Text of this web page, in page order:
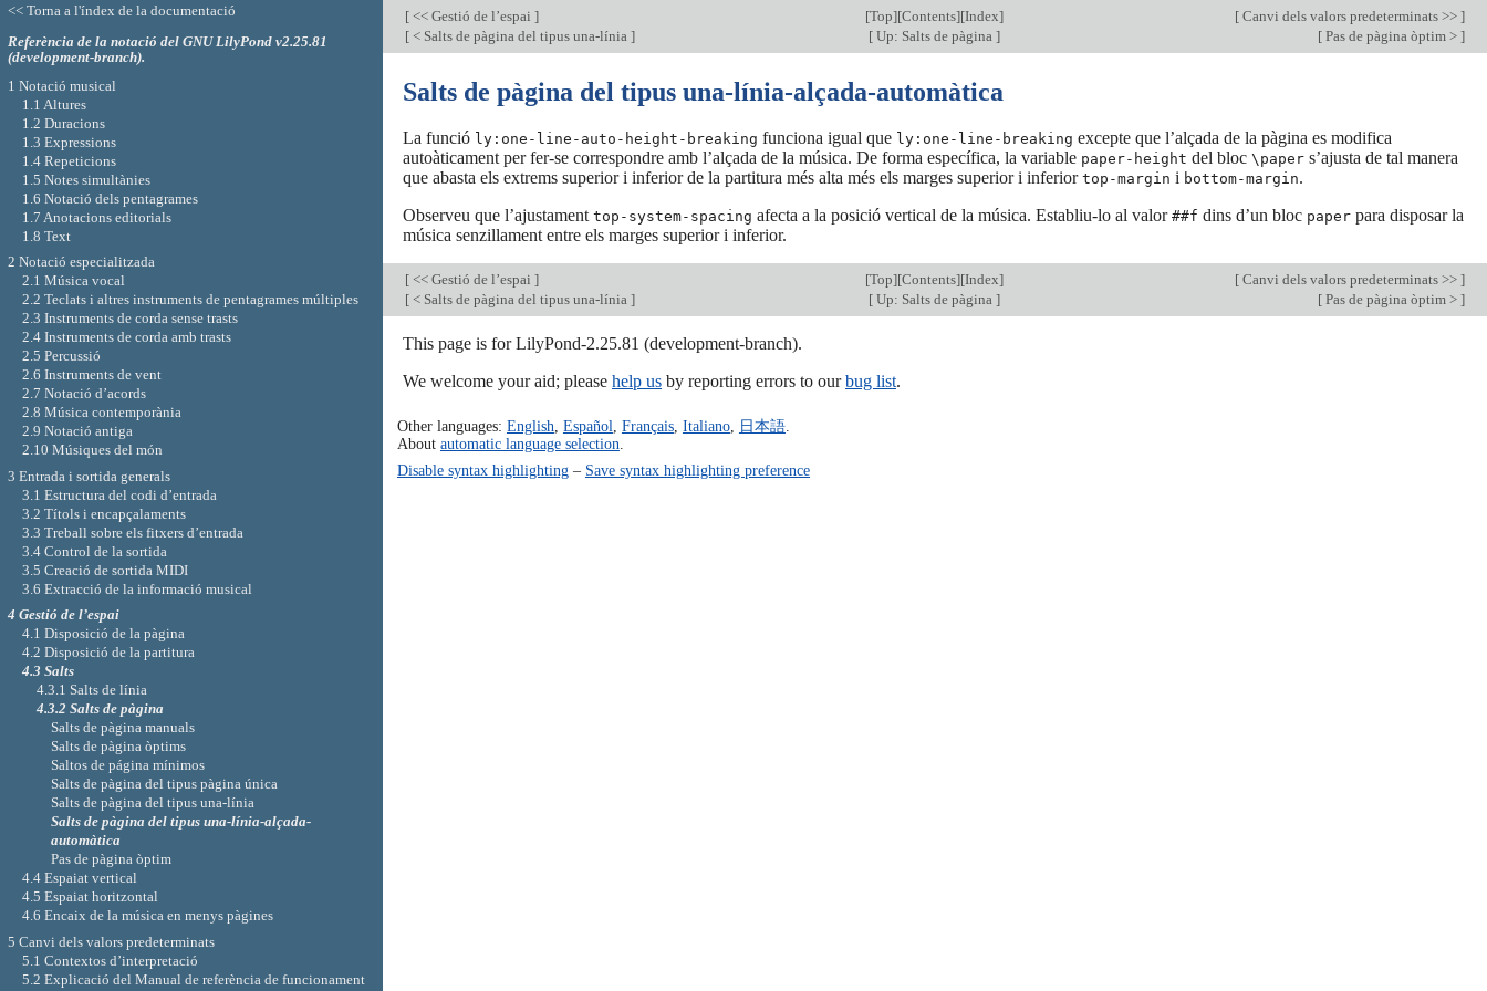
[ << Gestió de l’espai ] [Top][Contents][Index] [ Canvi dels valors predeterminats >> ]
[ < Salts de pàgina del tipus una-línia ] [Up: Salts de pàgina ] [ Pas de pàgina òptim > ]
Salts de pàgina del tipus una-línia-alçada-automàtica
La funció ly:one-line-auto-height-breaking funciona igual que ly:one-line-breaking excepte que l’alçada de la pàgina es modifica
autoàticament per fer-se correspondre amb l’alçada de la música. De forma específica, la variable paper-height del bloc \paper s’ajusta de tal manera
que abasta els extrems superior i inferior de la partitura més alta més els marges superior i inferior top-margin i bottom-margin.
Observeu que l’ajustament top-system-spacing afecta a la posició vertical de la música. Establiu-lo al valor ##f dins d’un bloc paper para disposar la
música senzillament entre els marges superior i inferior.
[ << Gestió de l’espai ] [Top][Contents][Index] [ Canvi dels valors predeterminats >> ]
[ < Salts de pàgina del tipus una-línia ] [Up: Salts de pàgina ] [ Pas de pàgina òptim > ]
This page is for LilyPond-2.25.81 (development-branch).
We welcome your aid; please help us by reporting errors to ourbug list.
Other languages: English, Español, Français, Italiano, 日本語.
About automatic language selection.
Disable syntax highlighting– Save syntax highlighting preference
<< Torna a l'índex de la documentació
Referència de la notació del GNU LilyPond v2.25.81
(development-branch).
1 Notació musical
1.1 Altures
1.2 Duracions
1.3 Expressions
1.4 Repeticions
1.5 Notes simultànies
1.6 Notació dels pentagrames
1.7 Anotacions editorials
1.8 Text
2 Notació especialitzada
2.1 Música vocal
2.2 Teclats i altres instruments de pentagrames múltiples
2.3 Instruments de corda sense trasts
2.4 Instruments de corda amb trasts
2.5 Percussió
2.6 Instruments de vent
2.7 Notació d’acords
2.8 Música contemporània
2.9 Notació antiga
2.10 Músiques del món
3 Entrada i sortida generals
3.1 Estructura del codi d’entrada
3.2 Títols i encapçalaments
3.3 Treball sobre els fitxers d’entrada
3.4 Control de la sortida
3.5 Creació de sortida MIDI
3.6 Extracció de la informació musical
4 Gestió de l’espai
4.1 Disposició de la pàgina
4.2 Disposició de la partitura
4.3 Salts
4.3.1 Salts de línia
4.3.2 Salts de pàgina
Salts de pàgina manuals
Salts de pàgina òptims
Saltos de página mínimos
Salts de pàgina del tipus pàgina única
Salts de pàgina del tipus una-línia
Salts de pàgina del tipus una-línia-alçada-
automàtica
Pas de pàgina òptim
4.4 Espaiat vertical
4.5 Espaiat horitzontal
4.6 Encaix de la música en menys pàgines
5 Canvi dels valors predeterminats
5.1 Contextos d’interpretació
5.2 Explicació del Manual de referència de funcionament